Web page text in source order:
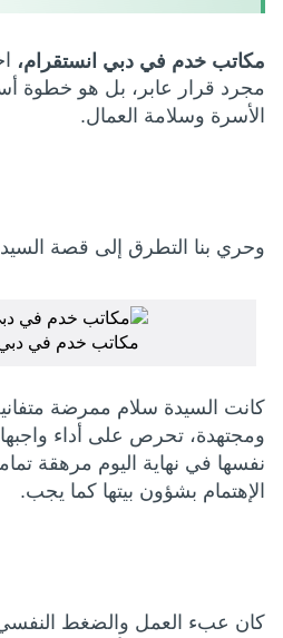
مكاتب خدم في دبي انستقرام،
مجرد قرار عابر، بل هو خطوة
الأسرة وسلامة العمال.
وحري بنا التطرق إلى قصة
مكاتب خدم في دبي
كانت السيدة سلام ممرضة
ومجتهدة، تحرص على أداء
نفسها في نهاية اليوم مرهقة
الإهتمام بشؤون بيتها كما يجب.
كان عبء العمل والضغط